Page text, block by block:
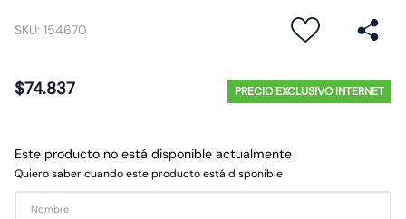
SKU: 154670
$74.837 PRECIO EXCLUSIVO INTERNET
Este producto no está disponible actualmente
Quiero saber cuando este producto está disponible